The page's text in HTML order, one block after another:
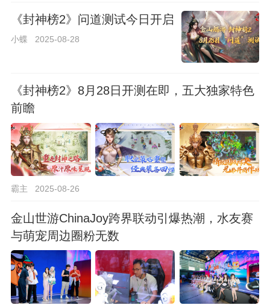
《封神榜2》问道测试今日开启
小蝶 2025-08-28
《封神榜2》8月28日开测在即，五大独家特色
前瞻
霸主 2025-08-26
金山世游ChinaJoy跨界联动引爆热潮，水友赛
与萌宠周边圈粉无数